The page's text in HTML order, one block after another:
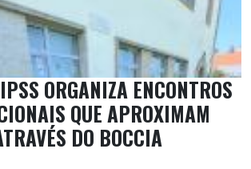
ORGANIZA ENCONTROS
QUE APROXIMAM
DO BOCCIA